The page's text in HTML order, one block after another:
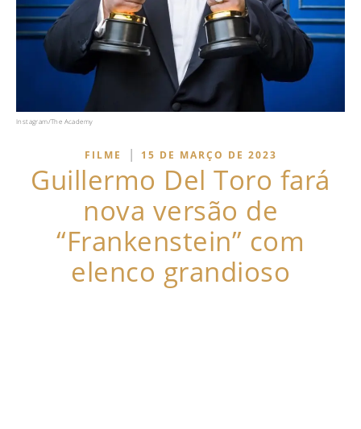
Instagram/The Academy
FILME | 15 DE MARÇO DE 2023
Guillermo Del Toro fará
nova versão de
“Frankenstein” com
elenco grandioso